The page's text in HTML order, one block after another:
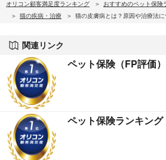
オリコン顧客満足度ランキング おすすめのペット保険
猫の疾病・治療
猫の皮膚病とは？原因や治療法
関連リンク
ペット保険（FP評価
ペット保険ランキング